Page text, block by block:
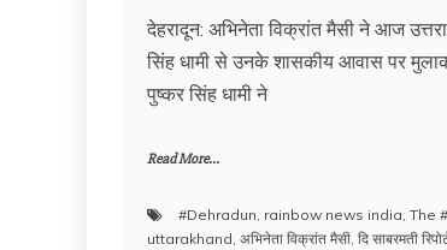
देहरादून: अभिनेता विक्रांत मैसी ने आज
सिंह धामी से उनके शासकीय आवास पर
पुष्कर सिंह धामी ने
Read More...
#Dehradun, rainbow news india, The
uttarakhand, अभिनेता विक्रांत मैसी, दि साबरमती